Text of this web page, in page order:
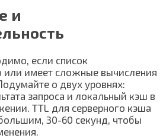
и
если список
или имеет сложные вычисления
о двух уровнях:
запроса и локальный кэш в
TTL для серверного кэша
30-60 секунд, чтобы